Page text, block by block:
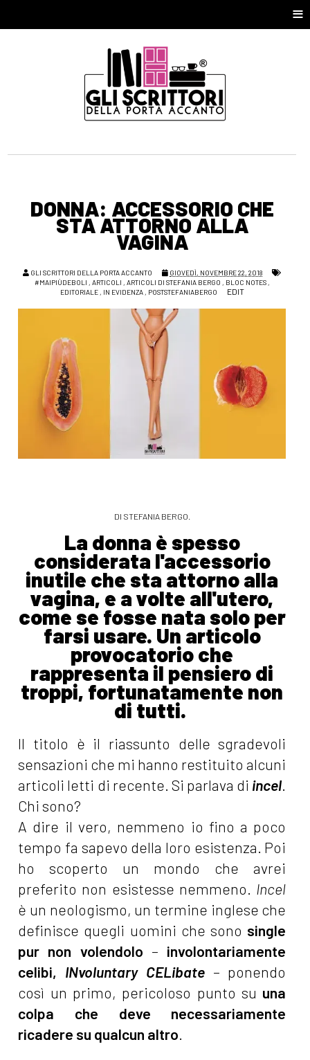
≡
DONNA: ACCESSORIO CHE
STA ATTORNO ALLA
VAGINA
GLI SCRITTORI DELLA PORTA ACCANTO
GIOVEDÌ, NOVEMBRE 22, 2018
#MAIPIÙDEBOLI , ARTICOLI , ARTICOLI DI STEFANIA BERGO , BLOC NOTES,
EDITORIALE, IN EVIDENZA, POSTSTEFANIABERGO EDIT
DI STEFANIA BERGO.
La donna è spesso
considerata l'accessorio
inutile che sta attorno alla
vagina, e a volte all'utero,
come se fosse nata solo per
farsi usare. Un articolo
provocatorio che
rappresenta il pensiero di
troppi, fortunatamente non
di tutti.
Il titolo è il riassunto delle sgradevoli
sensazioni che mi hanno restituito alcuni
articoli letti di recente. Si parlava di incel.
Chi sono?
A dire il vero, nemmeno io fino a poco
tempo fa sapevo della loro esistenza. Poi
ho scoperto un mondo che avrei
preferito non esistesse nemmeno. Incel
è un neologismo, un termine inglese che
definisce quegli uomini che sono single
pur non volendolo – involontariamente
celibi, INvoluntary CELibate– ponendo
così un primo, pericoloso punto su una
colpa che deve necessariamente
ricadere su qualcun altro.